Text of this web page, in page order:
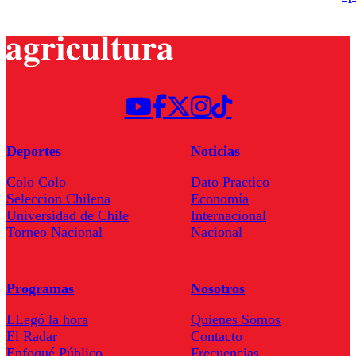
Deportes
Colo Colo
Seleccion Chilena
Universidad de Chile
Torneo Nacional
Noticias
Dato Practico
Economía
Internacional
Nacional
Programas
LLegó la hora
El Radar
Nosotros
Quienes Somos
Contacto